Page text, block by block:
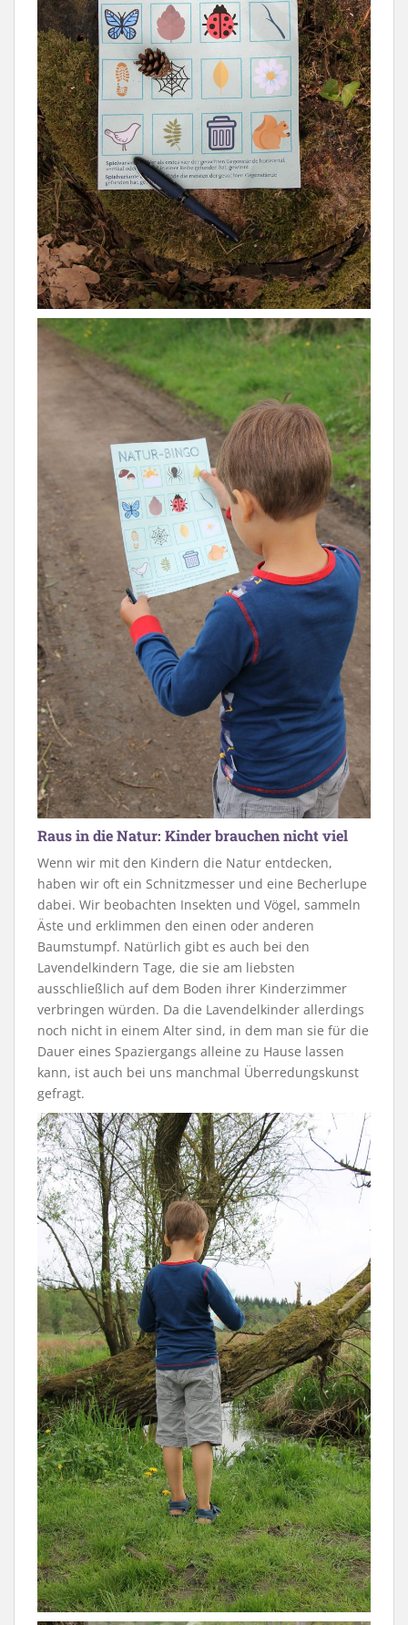
Raus in die Natur: Kinder brauchen nicht viel
Wenn wir mit den Kindern die Natur entdecken,
haben wir oft ein Schnitzmesser und eine Becherlupe
dabei. Wir beobachten Insekten und Vögel, sammeln
Äste und erklimmen den einen oder anderen
Baumstumpf. Natürlich gibt es auch bei den
Lavendelkindern Tage, die sie am liebsten
ausschließlich auf dem Boden ihrer Kinderzimmer
verbringen würden. Da die Lavendelkinder allerdings
noch nicht in einem Alter sind, in dem man sie für die
Dauer eines Spaziergangs alleine zu Hause lassen
kann, ist auch bei uns manchmal Überredungskunst
gefragt.